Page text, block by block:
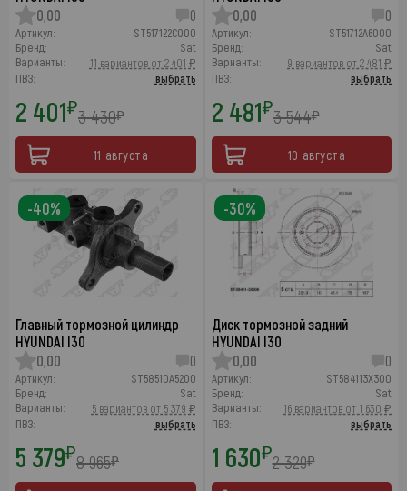
0,00
0
Артикул:
ST517122C000
Бренд:
Sat
Варианты:
11 вариантов от 2 401 ₽
ПВЗ:
выбрать
2 401₽3 430₽
11 августа
0,00
0
Артикул:
ST51712A6000
Бренд:
Sat
Варианты:
9 вариантов от 2 481 ₽
ПВЗ:
выбрать
2 481₽3 544₽
10 августа
Главный тормозной цилиндр
HYUNDAI I30
0,00
0
Артикул:
ST58510A5200
Бренд:
Sat
Варианты:
5 вариантов от 5 379 ₽
ПВЗ:
выбрать
5 379₽8 965₽
-40%
Диск тормозной задний
HYUNDAI I30
0,00
0
Артикул:
ST584113X300
Бренд:
Sat
Варианты:
16 вариантов от 1 630 ₽
ПВЗ:
выбрать
1 630₽2 329₽
-30%